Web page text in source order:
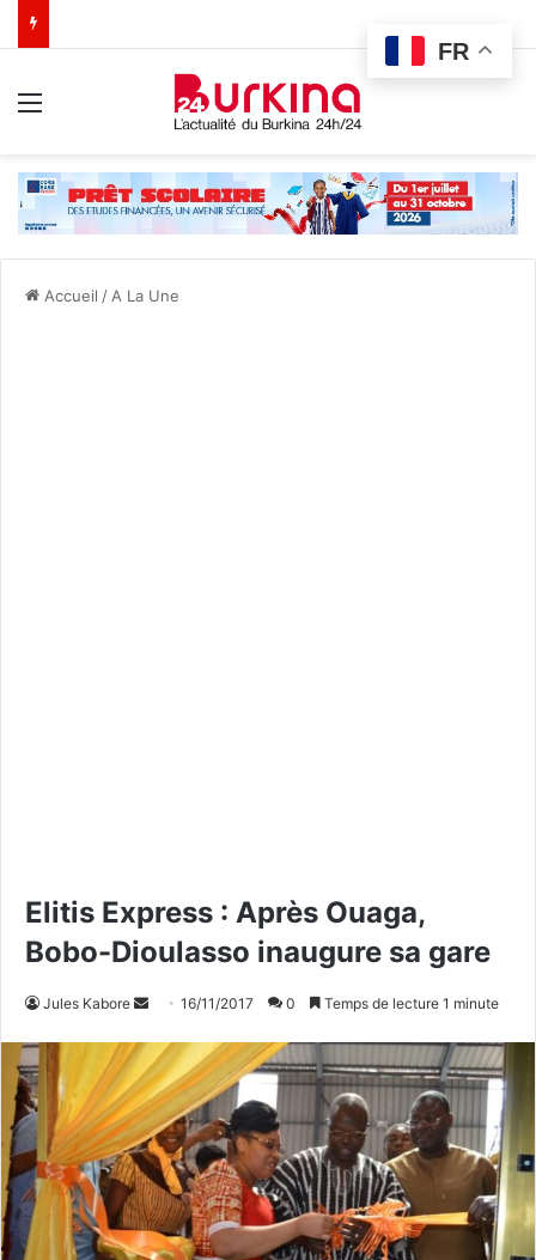
Accueil / A La Une
Elitis Express : Après Ouaga,
Bobo-Dioulasso inaugure sa gare
Jules Kabore
v
o
y
e
r
u
n
16/11/2017 0 Temps de lecture 1 minute
FR